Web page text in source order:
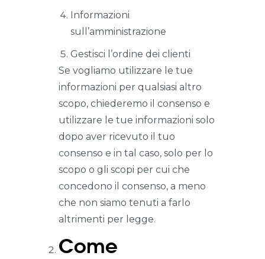
Informazioni
sull’amministrazione
Gestisci l’ordine dei clienti
Se vogliamo utilizzare le tue
informazioni per qualsiasi altro
scopo, chiederemo il consenso e
utilizzare le tue informazioni solo
dopo aver ricevuto il tuo
consenso e in tal caso, solo per lo
scopo o gli scopi per cui che
concedono il consenso, a meno
che non siamo tenuti a farlo
altrimenti per legge.
Come